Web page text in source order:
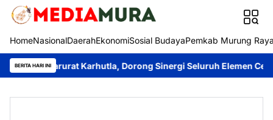
HomeNasionalDaerahEkonomiSosial BudayaPemkab Murung
BERITA HARI INI
Karhutla, Dorong Sinergi Seluruh Elemen Cegah Bencana